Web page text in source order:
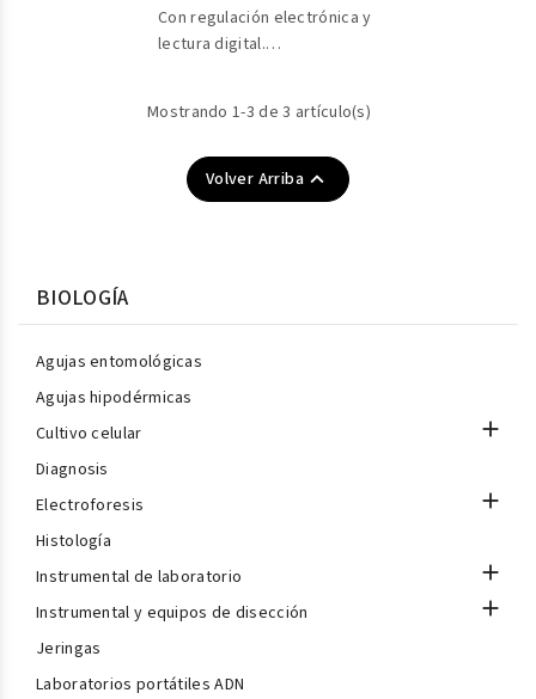
Con regulación electrónica y
lectura digital.
desde 5°c hasta -10°C.
Mostrando 1-3 de 3 artículo(s)
Volver Arriba 
BIOLOGÍA
Agujas entomológicas
Agujas hipodérmicas
Cultivo celular

Diagnosis
Electroforesis

Histología
Instrumental de laboratorio

Instrumental y equipos de disección 
Jeringas
Laboratorios portátiles ADN